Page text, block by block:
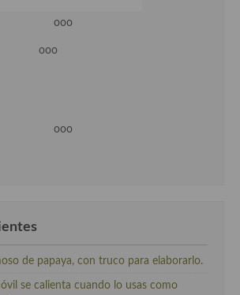
ooo
ooo
de papaya, con truco para elaborarlo.
se calienta cuando lo usas como